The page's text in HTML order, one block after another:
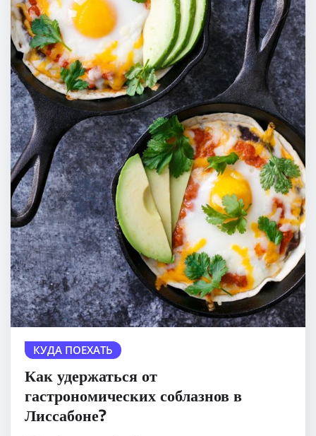
КУДА ПОЕХАТЬ
Как удержаться от
гастрономических соблазнов в
Лиссабоне?